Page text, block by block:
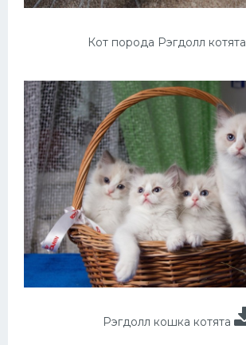
Кот порода Рэгдолл котята
Рэгдолл кошка котята